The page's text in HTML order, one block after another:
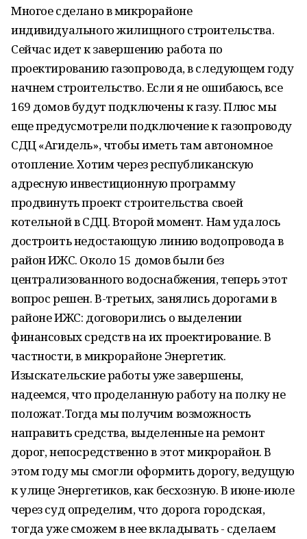
Многое сделано в микрорайоне
индивидуального жилищного строительства.
Сейчас идет к завершению работа по
проектированию газопровода, в следующем году
начнем строительство. Если я не ошибаюсь, все
169 домов будут подключены к газу. Плюс мы
еще предусмотрели подключение к газопроводу
СДЦ «Агидель», чтобы иметь там автономное
отопление. Хотим через республиканскую
адресную инвестиционную программу
продвинуть проект строительства своей
котельной в СДЦ. Второй момент. Нам удалось
достроить недостающую линию водопровода в
район ИЖС. Около 15 домов были без
централизованного водоснабжения, теперь этот
вопрос решен. В-третьих, занялись дорогами в
районе ИЖС: договорились о выделении
финансовых средств на их проектирование. В
частности, в микрорайоне Энергетик.
Изыскательские работы уже завершены,
надеемся, что проделанную работу на полку не
положат.Тогда мы получим возможность
направить средства, выделенные на ремонт
дорог, непосредственно в этот микрорайон. В
этом году мы смогли оформить дорогу, ведущую
к улице Энергетиков, как бесхозную. В июне-июле
через суд определим, что дорога городская,
тогда уже сможем в нее вкладывать - сделаем